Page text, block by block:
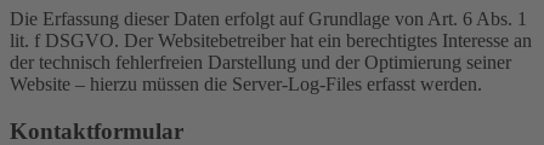
Die Erfassung dieser Daten erfolgt auf Grundlage von Art. 6 Abs. 1
lit. f DSGVO. Der Websitebetreiber hat ein berechtigtes Interesse an
der technisch fehlerfreien Darstellung und der Optimierung seiner
Website – hierzu müssen die Server-Log-Files erfasst werden.
Kontaktformular